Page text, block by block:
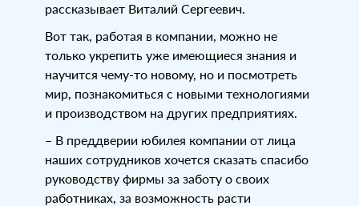
рассказывает Виталий Сергеевич.
Вот так, работая в компании, можно не
только укрепить уже имеющиеся знания и
научится чему-то новому, но и посмотреть
мир, познакомиться с новыми технологиями
и производством на других предприятиях.
– В преддверии юбилея компании от лица
наших сотрудников хочется сказать спасибо
руководству фирмы за заботу о своих
работниках, за возможность расти